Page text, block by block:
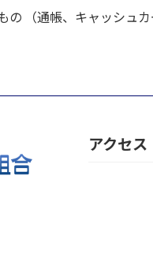
（通帳、キャッシュカ
アクセス